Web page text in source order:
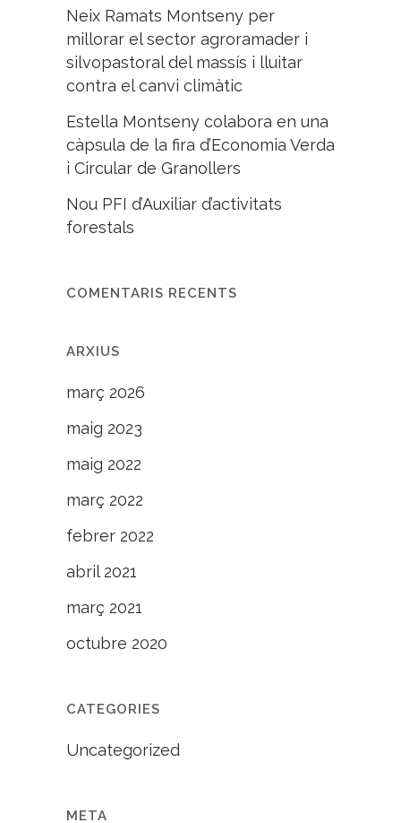
Neix Ramats Montseny per
millorar el sector agroramader i
silvopastoral del massís i lluitar
contra el canvi climàtic
Estella Montseny colabora en una
càpsula de la fira d’Economia Verda
i Circular de Granollers
Nou PFI d’Auxiliar d’activitats
forestals
COMENTARIS RECENTS
ARXIUS
març 2026
maig 2023
maig 2022
març 2022
febrer 2022
abril 2021
març 2021
octubre 2020
CATEGORIES
Uncategorized
META